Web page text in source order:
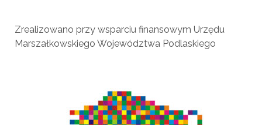
Zrealizowano przy wsparciu finansowym Urzędu
Marszałkowskiego Województwa Podlaskiego